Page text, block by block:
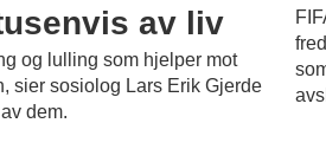
av liv
og lulling som hjelper mot
sier sosiolog Lars Erik Gjerde
dem.